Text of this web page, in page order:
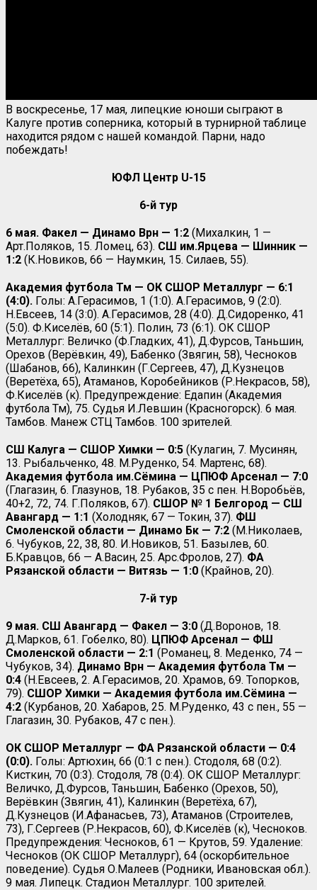
В воскресенье, 17 мая, липецкие юноши сыграют в
Калуге против соперника, который в турнирной таблице
находится рядом с нашей командой. Парни, надо
побеждать!
ЮФЛ Центр U-15
6-й тур
6 мая. Факел — Динамо Врн — 1:2 (Михалкин, 1 —
Арт.Поляков, 15. Ломец, 63). СШ им.Ярцева — Шинник —
1:2 (К.Новиков, 66 — Наумкин, 15. Силаев, 55).
Академия футбола Тм — ОК СШОР Металлург — 6:1
(4:0). Голы: А.Герасимов, 1 (1:0). А.Герасимов, 9 (2:0).
Н.Евсеев, 14 (3:0). А.Герасимов, 28 (4:0). Д.Сидоренко, 41
(5:0). Ф.Киселёв, 60 (5:1). Полин, 73 (6:1). ОК СШОР
Металлург: Величко (Ф.Гладких, 41), Д.Фурсов, Таньшин,
Орехов (Верёвкин, 49), Бабенко (Звягин, 58), Чесноков
(Шабанов, 66), Калинкин (Г.Сергеев, 47), Д.Кузнецов
(Веретёха, 65), Атаманов, Коробейников (Р.Некрасов, 58),
Ф.Киселёв (к). Предупреждение: Едапин (Академия
футбола Тм), 75. Судья И.Левшин (Красногорск). 6 мая.
Тамбов. Манеж СТЦ Тамбов. 100 зрителей.
СШ Калуга — СШОР Химки — 0:5 (Кулагин, 7. Мусинян,
13. Рыбальченко, 48. М.Руденко, 54. Мартенс, 68).
Академия футбола им.Сёмина — ЦПЮФ Арсенал — 7:0
(Глагазин, 6. Глазунов, 18. Рубаков, 35 с пен. Н.Воробьёв,
40+2, 72, 74. Г.Поляков, 67). СШОР № 1 Белгород — СШ
Авангард — 1:1 (Холодняк, 67 — Токин, 37). ФШ
Смоленской области — Динамо Бк — 7:2 (М.Николаев,
6. Чубуков, 22, 38, 80. И.Новиков, 51. Базылев, 60.
Б.Кравцов, 66 — А.Васин, 25. Арс.Фролов, 27). ФА
Рязанской области — Витязь — 1:0 (Крайнов, 20).
7-й тур
9 мая. СШ Авангард — Факел — 3:0 (Д.Воронов, 18.
Д.Марков, 61. Гобелко, 80). ЦПЮФ Арсенал — ФШ
Смоленской области — 2:1 (Романец, 8. Меденко, 74 —
Чубуков, 34). Динамо Врн — Академия футбола Тм —
0:4 (Н.Евсеев, 2. А.Герасимов, 20. Храмов, 69. Топорков,
79). СШОР Химки — Академия футбола им.Сёмина —
4:2 (Курбанов, 20. Хабаров, 25. М.Руденко, 43 с пен., 55 —
Глагазин, 30. Рубаков, 47 с пен.).
ОК СШОР Металлург — ФА Рязанской области — 0:4
(0:0). Голы: Артюхин, 66 (0:1 с пен.). Стодоля, 68 (0:2).
Кисткин, 70 (0:3). Стодоля, 78 (0:4). ОК СШОР Металлург:
Величко, Д.Фурсов, Таньшин, Бабенко (Орехов, 50),
Верёвкин (Звягин, 41), Калинкин (Веретёха, 67),
Д.Кузнецов (И.Афанасьев, 73), Атаманов (Строителев,
73), Г.Сергеев (Р.Некрасов, 60), Ф.Киселёв (к), Чесноков.
Предупреждения: Чесноков, 61 — Крутов, 59. Удаление:
Чесноков (ОК СШОР Металлург), 64 (оскорбительное
поведение). Судья О.Малеев (Родники, Ивановская обл.).
9 мая. Липецк. Стадион Металлург. 100 зрителей.